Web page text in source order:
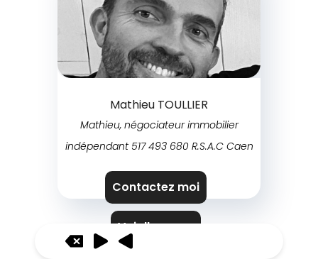
Mathieu TOULLIER
Mathieu, négociateur immobilier
indépendant 517 493 680 R.S.A.C Caen
Contactez moi
Voir l'agence